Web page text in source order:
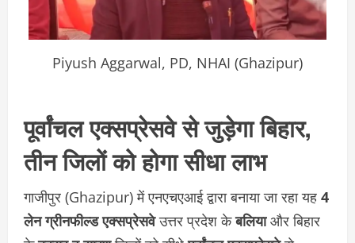
Piyush Aggarwal, PD, NHAI (Ghazipur)
पूर्वांचल एक्सप्रेसवे से जुड़ेगा बिहार,
तीन जिलों को होगा सीधा लाभ
गाजीपुर (Ghazipur) में एनएचएआई द्वारा बनाया जा रहा यह 4
लेन ग्रीनफील्ड एक्सप्रेसवेउत्तर प्रदेश केबलियाऔर बिहार